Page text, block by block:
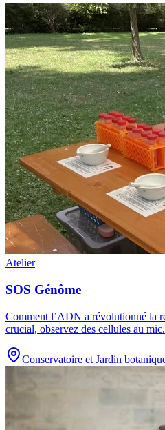
Atelier
SOS Génôme
Comment l’ADN a révolutionné la
crucial, observez des cellules au mic
Conservatoire et Jardin